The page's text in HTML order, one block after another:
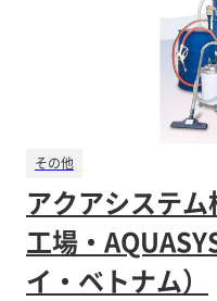
その他
アクアシステ
工場・
イ・ベトナム）